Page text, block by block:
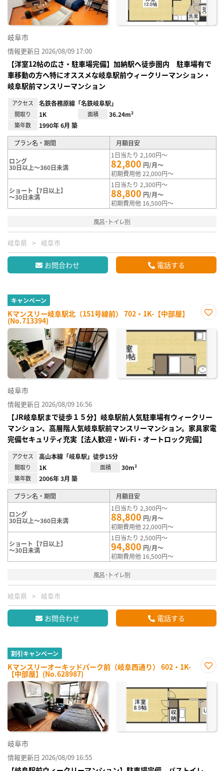
岐阜市
情報更新日 2026/08/09 17:00
【洋室12帖の広さ・駐車場完備】加納駅へ徒歩圏内 駐車場有で
車移動の方へ特にオススメな岐阜駅前ウィークリーマンション・
岐阜駅前マンスリーマンション
アクセス 名鉄各務原線「名鉄岐阜駅」
間取り 1K 面積 36.24m²
築年数 1990年 6月 築
プラン名・期間 月額目安
ロング
30日以上～360日未満
1日当たり 2,100円～
82,800 円/月～
初期費用他 22,000円～
ショート【7日以上】
～30日未満
1日当たり 2,300円～
88,800 円/月～
初期費用他 16,500円～
風呂･トイレ別
岐阜県 岐阜市
お問合わせ 電話する
キャンペーン
Kマンスリー岐阜駅北（151号線前） 702・1K-【中部屋】
(No.713394)
に入
り登
岐阜市
情報更新日 2026/08/09 16:56
【JR岐阜駅まで徒歩１５分】岐阜駅前人気駐車場有ウィークリー
マンション、高層階人気岐阜駅前マンスリーマンション。家具家電
完備セキュリティ充実【法人歓迎・Wi-Fi・オートロック完備】
アクセス 高山本線「岐阜駅」徒歩15分
間取り 1K 面積 30m²
築年数 2006年 3月 築
プラン名・期間 月額目安
ロング
30日以上～360日未満
1日当たり 2,300円～
88,800 円/月～
初期費用他 22,000円～
ショート【7日以上】
～30日未満
1日当たり 2,500円～
94,800 円/月～
初期費用他 16,500円～
風呂･トイレ別
岐阜県 岐阜市
お問合わせ 電話する
割引キャンペーン
Kマンスリーオーキッドパーク前（岐阜西通り） 602・1K-
【中部屋】(No.628987)
に入
り登
録
岐阜市
情報更新日 2026/08/09 16:55